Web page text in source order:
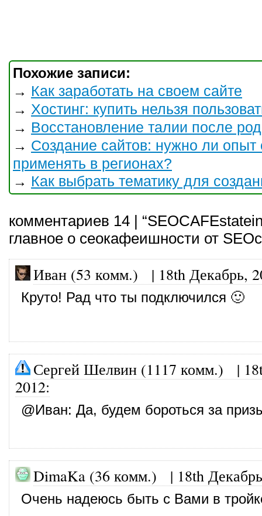
Похожие записи:
→ Как заработать на своем сайте
→ Хостинг: купить нельзя
→ Восстановление талии после
→ Создание сайтов: нужно ли опыт
применять в регионах?
→ Как выбрать тематику для
комментариев 14 |
главное о сеокафеишности от
Иван (53 комм.) | 18th Декабрь,
Круто! Рад что ты подключился 🙂
Сергей Шелвин (1117 комм.) |
2012:
@Иван: Да, будем бороться за
DimaKa (36 комм.) | 18th
Очень надеюсь быть с Вами в